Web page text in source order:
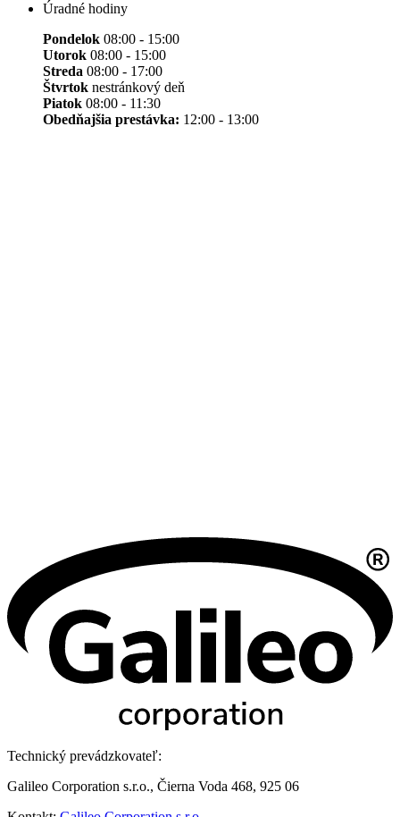
Úradné hodiny
Pondelok 08:00 - 15:00
Utorok 08:00 - 15:00
Streda 08:00 - 17:00
Štvrtok nestránkový deň
Piatok 08:00 - 11:30
Obedňajšia prestávka: 12:00 - 13:00
Technický prevádzkovateľ:
Galileo Corporation s.r.o., Čierna Voda 468, 925 06